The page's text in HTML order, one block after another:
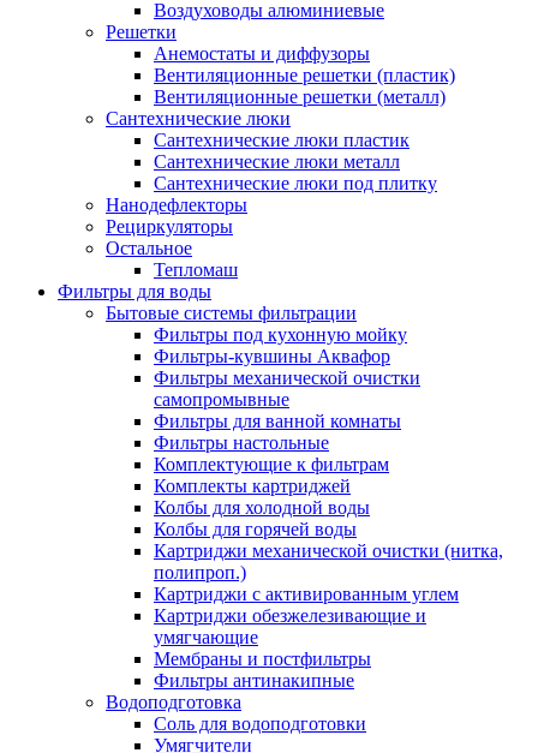
Воздуховоды алюминиевые
Решетки
Анемостаты и диффузоры
Вентиляционные решетки (пластик)
Вентиляционные решетки (металл)
Сантехнические люки
Сантехнические люки пластик
Сантехнические люки металл
Сантехнические люки под плитку
Нанодефлекторы
Рециркуляторы
Остальное
Тепломаш
Фильтры для воды
Бытовые системы фильтрации
Фильтры под кухонную мойку
Фильтры-кувшины Аквафор
Фильтры механической очистки
самопромывные
Фильтры для ванной комнаты
Фильтры настольные
Комплектующие к фильтрам
Комплекты картриджей
Колбы для холодной воды
Колбы для горячей воды
Картриджи механической очистки (нитка,
полипроп.)
Картриджи с активированным углем
Картриджи обезжелезивающие и
умягчающие
Мембраны и постфильтры
Фильтры антинакипные
Водоподготовка
Соль для водоподготовки
Умягчители